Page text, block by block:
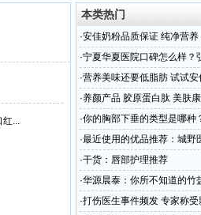
红...
本类热门
·安佳奶粉品质保证 纯净营养
·宁夏华夏医院口碑怎么样？
进步”的志愿精神
·营养美味还要低脂肪 试试安
·养颜产品 胶原蛋白肽 美肤
加工工厂首选华源晨泰
·你的胸部下垂的类型是哪种
蛋压压惊
·最近使用的优品推荐：城野
·干货：唇部护理推荐
·华源晨泰：你所不知道的竹
·打伤医生事件频发 专家称